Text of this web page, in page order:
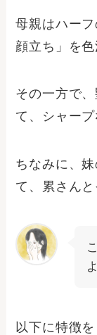
母親はハー
顔立ち」を色
その一方で
て、シャー
ちなみに、
て、累さんと
以下に特徴